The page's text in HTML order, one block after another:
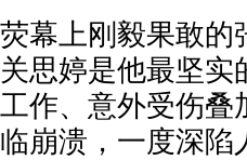
荧幕上刚毅果敢的
关思婷是他最坚实
工作、意外受伤叠
临崩溃，一度深陷